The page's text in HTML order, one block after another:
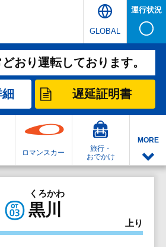
GLOBAL
運行状況
おり運転しております。
遅延証明書
ロマンスカー
旅行・
おでかけ
MORE
くろかわ
黒川
上り